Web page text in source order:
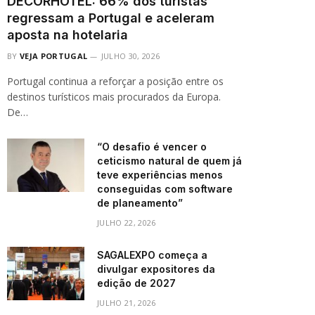
regressam a Portugal e aceleram
aposta na hotelaria
BY VEJA PORTUGAL JULHO 30, 2026
Portugal continua a reforçar a posição entre os
destinos turísticos mais procurados da Europa.
De…
“O desafio é vencer o
ceticismo natural de quem já
teve experiências menos
conseguidas com software
de planeamento”
JULHO 22, 2026
SAGALEXPO começa a
divulgar expositores da
edição de 2027
JULHO 21, 2026